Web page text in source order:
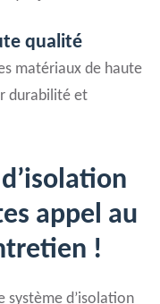
qualité
matériaux de haute
durabilité et
appel au
!
système d’isolation